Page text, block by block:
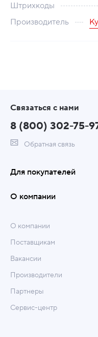
Штрихкоды
Производитель
Связаться с нами
8 (800) 302-75-
Обратная связь
Для покупателей
О компании
О компании
Поставщикам
Вакансии
Производители
Партнеры
Сервис-центр